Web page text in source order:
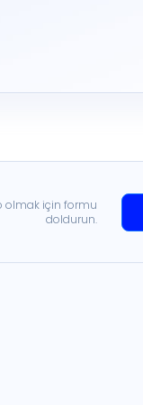
olmak için formu
doldurun.